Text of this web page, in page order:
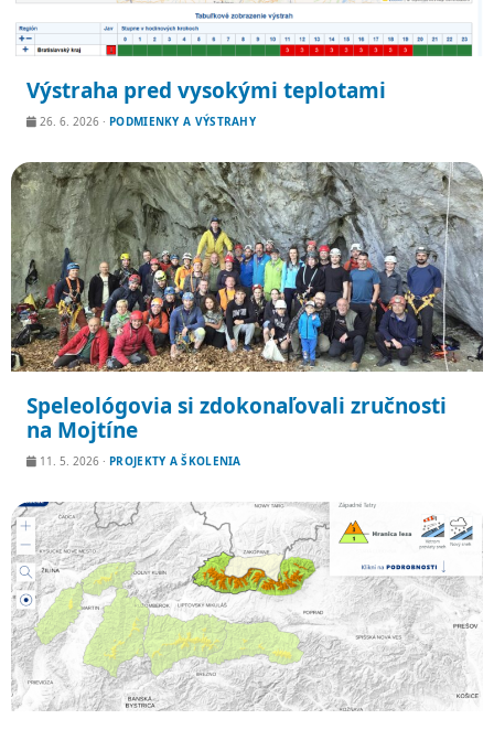
Výstraha pred vysokými teplotami
26. 6. 2026 · PODMIENKY A VÝSTRAHY
Speleológovia si zdokonaľovali zručnosti
na Mojtíne
11. 5. 2026 · PROJEKTY A ŠKOLENIA